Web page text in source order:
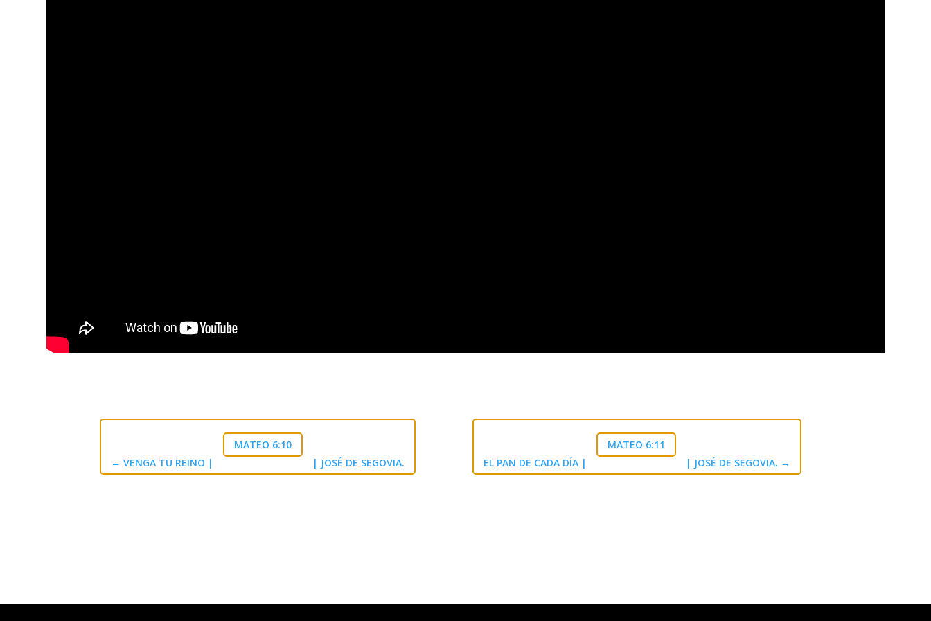
←VENGA TU REINO |
MATEO 6:10
| JOSÉ DE SEGOVIA.
EL PAN DE CADA DÍA |
MATEO 6:11
| JOSÉ DE SEGOVIA. →